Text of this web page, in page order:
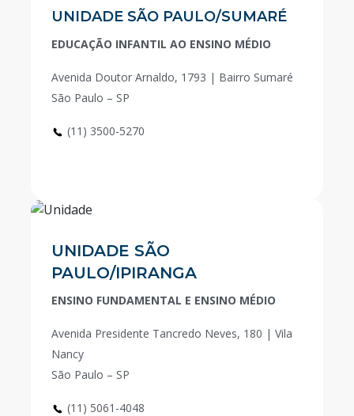
UNIDADE SÃO PAULO/SUMARÉ
EDUCAÇÃO INFANTIL AO ENSINO MÉDIO
Avenida Doutor Arnaldo, 1793 | Bairro Sumaré
São Paulo – SP
(11) 3500-5270
UNIDADE SÃO
PAULO/IPIRANGA
ENSINO FUNDAMENTAL E ENSINO MÉDIO
Avenida Presidente Tancredo Neves, 180 | Vila
Nancy
São Paulo – SP
(11) 5061-4048